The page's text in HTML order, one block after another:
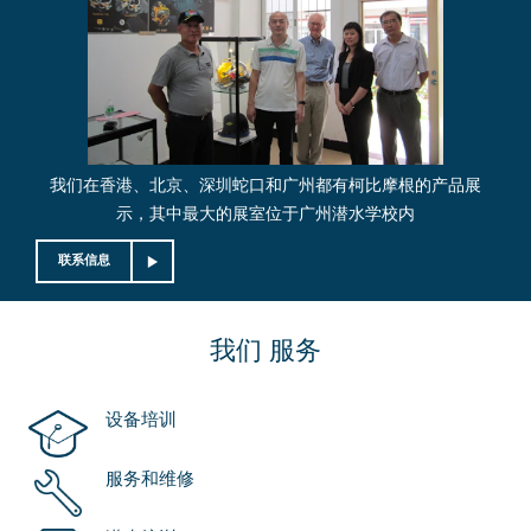
我们在香港、北京、深圳蛇口和广州都有柯比摩根的产品展
示，其中最大的展室位于广州潜水学校内
联系信息
我们 服务
设备培训
服务和维修